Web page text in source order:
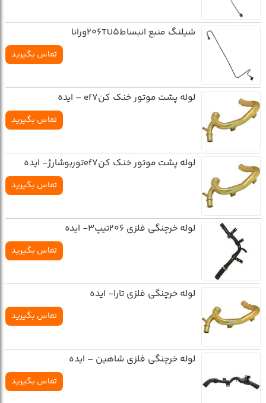
شيلنگ منبع انبساط206TU5ورانا
تماس بگیرید
لوله پشت موتور خنک کنef7 – ايده
تماس بگیرید
لوله پشت موتور خنک کنef7توربوشارژ- ايده
تماس بگیرید
لوله خرچنگي فلزي 206تيپ3- ايده
تماس بگیرید
لوله خرچنگي فلزي تارا- ايده
تماس بگیرید
لوله خرچنگي فلزي شاهين – ايده
تماس بگیرید